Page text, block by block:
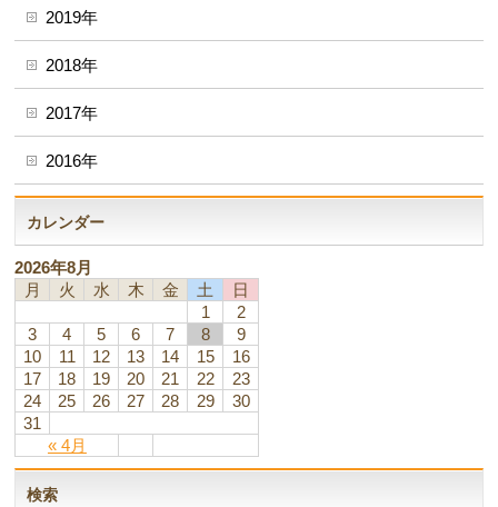
2019年
2018年
2017年
2016年
カレンダー
2026年8月
月
火 水 木 金 土 日
« 4月
1
2
3
4 5 6 7 8
9
10
11 12 13 14 15
16
17
18 19 20 21 22
23
24
25 26 27 28 29
30
31
検索